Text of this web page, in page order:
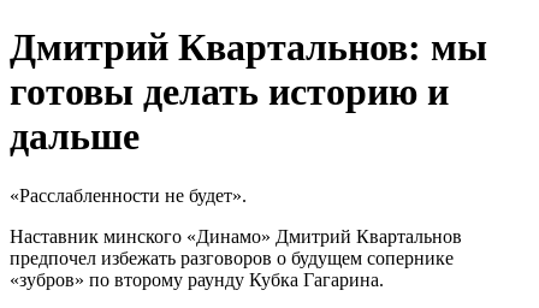
Дмитрий Квартальнов: мы
готовы делать историю и
дальше
«Расслабленности не будет».
Наставник минского «Динамо» Дмитрий Квартальнов
предпочел избежать разговоров о будущем сопернике
«зубров» по второму раунду Кубка Гагарина.